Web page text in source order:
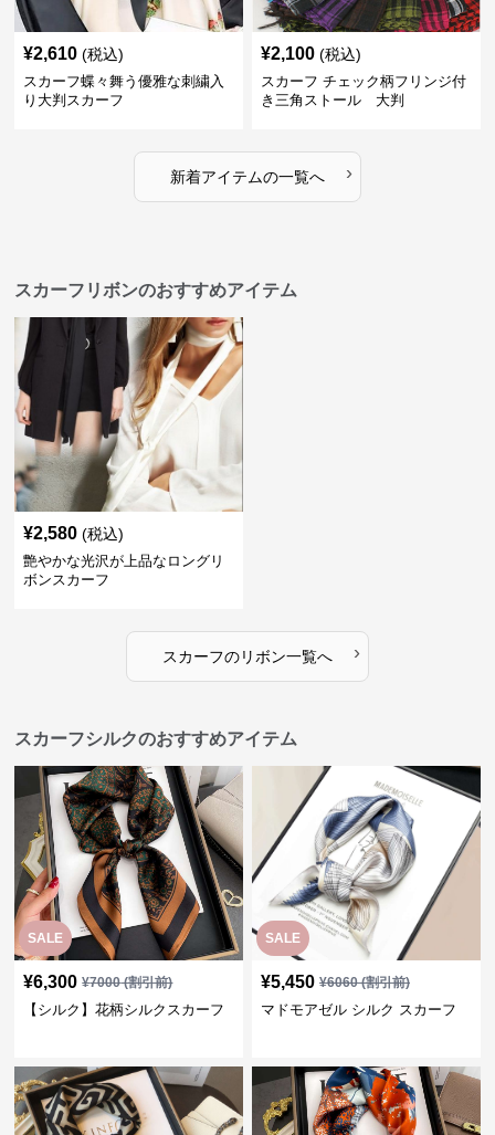
¥2,610 (税込)
スカーフ蝶々舞う優雅な刺繍入
り大判スカーフ
¥2,100 (税込)
スカーフ チェック柄フリンジ付
き三角ストール 大判
新着アイテムの一覧へ ›
スカーフリボンのおすすめアイテム
¥2,580 (税込)
艶やかな光沢が上品なロングリ
ボンスカーフ
スカーフのリボン一覧へ ›
スカーフシルクのおすすめアイテム
SALE
¥6,300 ¥7000(割引前)
【シルク】花柄シルクスカーフ
SALE
¥5,450 ¥6060(割引前)
マドモアゼル シルク スカーフ